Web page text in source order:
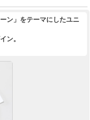
ン」をテーマにしたユニ
ン。